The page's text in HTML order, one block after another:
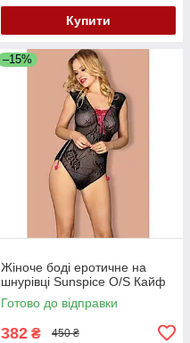
Купити
–15%
Жіноче боді еротичне на
шнурівці Sunspice O/S Кайф
Готово до відправки
382 ₴ 450 ₴